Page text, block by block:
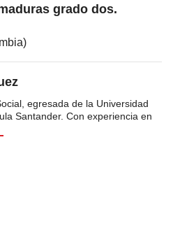
grado dos.
egresada de la Universidad
Santander. Con experiencia en